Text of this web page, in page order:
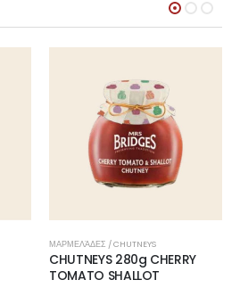
ΜΑΡΜΕΛΆΔΕΣ / CHUTNEYS
CHUTNEYS 280g CHERRY
TOMATO SHALLOT